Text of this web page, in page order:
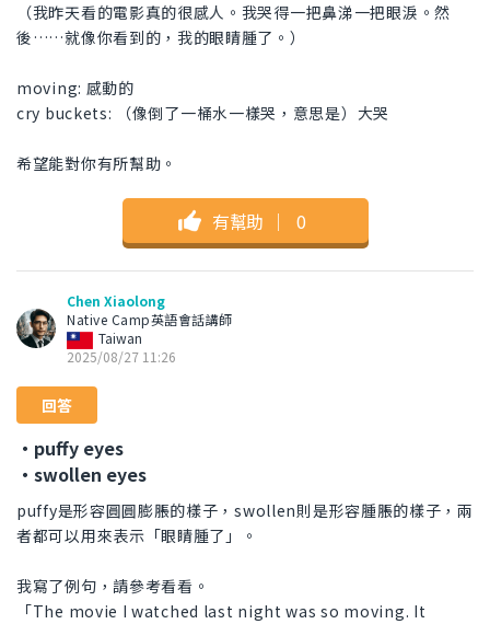
（我昨天看的電影真的很感人。我哭得一把鼻涕一把眼淚。然
後……就像你看到的，我的眼睛腫了。）
moving: 感動的
cry buckets: （像倒了一桶水一樣哭，意思是）大哭
希望能對你有所幫助。
有幫助 ｜ 0
Chen Xiaolong
Native Camp英語會話講師
Taiwan
2025/08/27 11:26
回答
・puffy eyes
・swollen eyes
puffy是形容圓圓膨脹的樣子，swollen則是形容腫脹的樣子，兩
者都可以用來表示「眼睛腫了」。
我寫了例句，請參考看看。
「The movie I watched last night was so moving. It